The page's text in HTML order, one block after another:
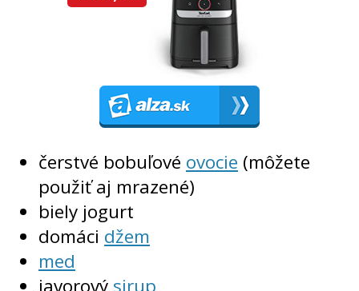
čerstvé bobuľové ovocie (môžete
použiť aj mrazené)
biely jogurt
domáci džem
med
javorový sirup